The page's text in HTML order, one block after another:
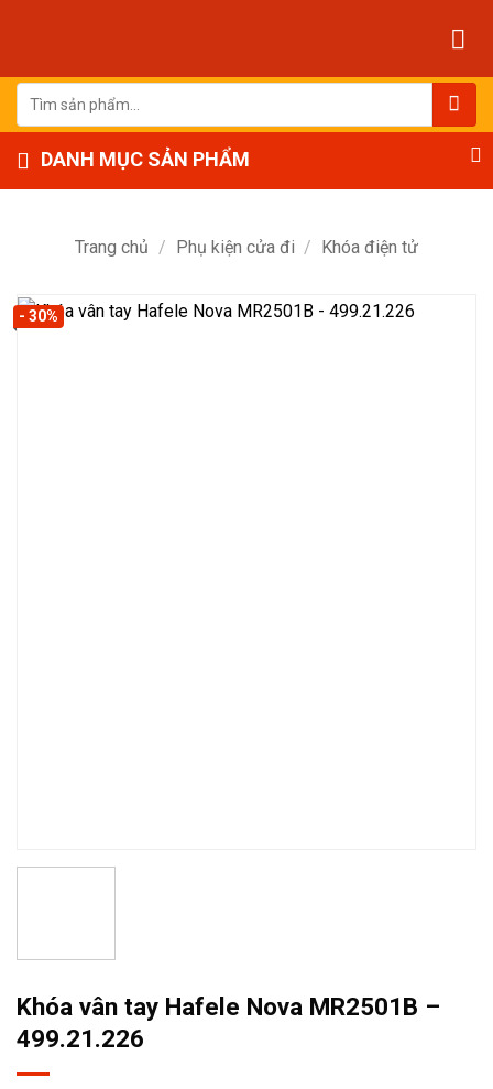
dung
Tìm
kiếm:
DANH MỤC SẢN PHẨM
Trang chủ / Phụ kiện cửa đi / Khóa điện tử
- 30%
Khóa vân tay Hafele Nova MR2501B –
499.21.226